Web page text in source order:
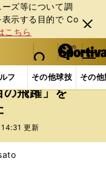
ズ等について調
⽰する⽬的で Co
こちら
閉じ
る
web Sportiva (webスポルティーバ)
検索
マイペ
ー
ジ
メニュ
フ その他球技 その
日本ハム・高梨裕稔「３
の飛躍」を
更新